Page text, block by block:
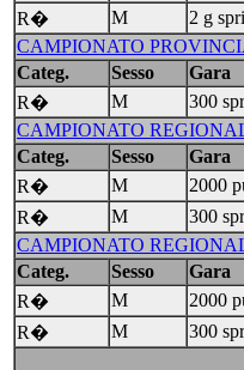
R�
M
2 g
CAMPIONATO
Categ.
Sesso
Gara
R�
M
300
CAMPIONATO
Categ.
Sesso
Gara
R�
M
2000
R�
M
300
CAMPIONATO
Categ.
Sesso
Gara
R�
M
2000
R�
M 300